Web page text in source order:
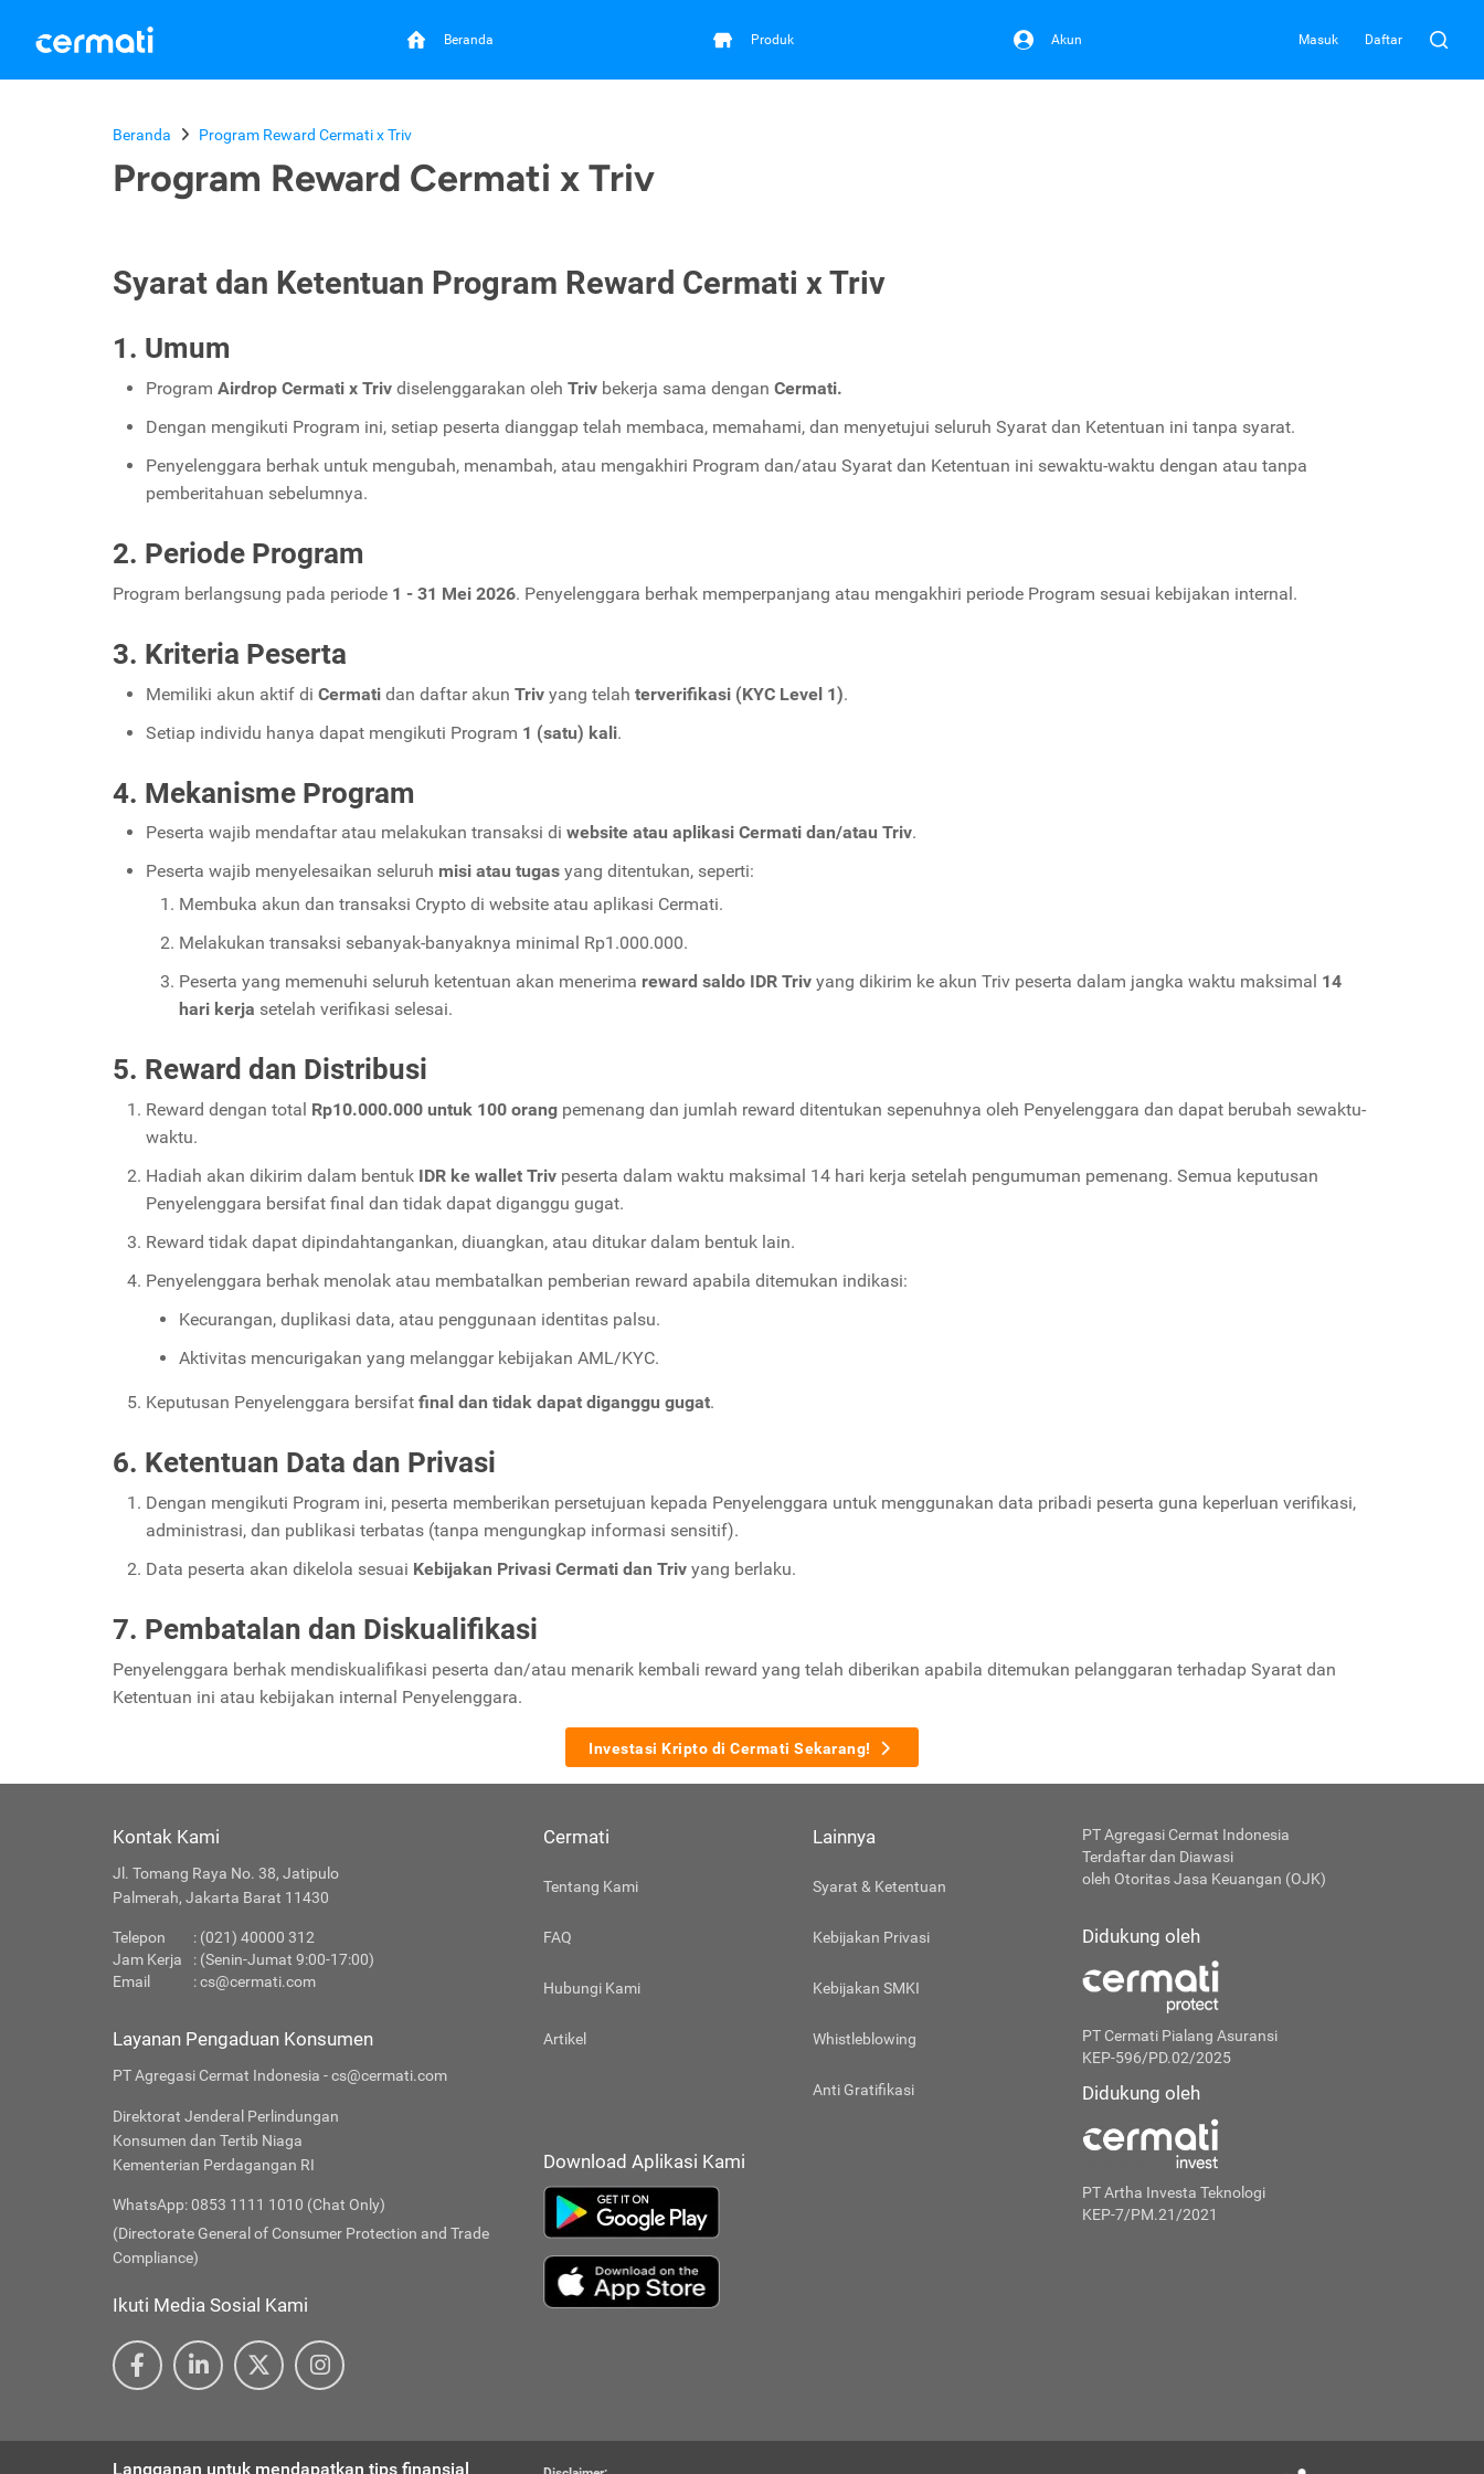
Beranda Produk Akun Masuk Daftar
Beranda Program Reward Cermati x Triv
Program Reward Cermati x Triv
Syarat dan Ketentuan Program Reward Cermati x Triv
1. Umum
Program Airdrop Cermati x Triv diselenggarakan oleh Triv bekerja sama dengan Cermati.
Dengan mengikuti Program ini, setiap peserta dianggap telah membaca, memahami, dan menyetujui seluruh Syarat dan Ketentuan ini tanpa syarat.
Penyelenggara berhak untuk mengubah, menambah, atau mengakhiri Program dan/atau Syarat dan Ketentuan ini sewaktu-waktu dengan atau tanpa
pemberitahuan sebelumnya.
2. Periode Program
Program berlangsung pada periode 1 - 31 Mei 2026. Penyelenggara berhak memperpanjang atau mengakhiri periode Program sesuai kebijakan internal.
3. Kriteria Peserta
Memiliki akun aktif di Cermati dan daftar akun Triv yang telah terverifikasi (KYC Level 1).
Setiap individu hanya dapat mengikuti Program 1 (satu) kali.
4. Mekanisme Program
Peserta wajib mendaftar atau melakukan transaksi di website atau aplikasi Cermati dan/atau Triv.
Peserta wajib menyelesaikan seluruh misi atau tugas yang ditentukan, seperti:
Membuka akun dan transaksi Crypto di website atau aplikasi Cermati.
Melakukan transaksi sebanyak-banyaknya minimal Rp1.000.000.
Peserta yang memenuhi seluruh ketentuan akan menerima reward saldo IDR Triv yang dikirim ke akun Triv peserta dalam jangka waktu maksimal 14
hari kerja setelah verifikasi selesai.
5. Reward dan Distribusi
Reward dengan total Rp10.000.000 untuk 100 orang pemenang dan jumlah reward ditentukan sepenuhnya oleh Penyelenggara dan dapat berubah sewaktu-
waktu.
Hadiah akan dikirim dalam bentuk IDR ke wallet Triv peserta dalam waktu maksimal 14 hari kerja setelah pengumuman pemenang. Semua keputusan
Penyelenggara bersifat final dan tidak dapat diganggu gugat.
Reward tidak dapat dipindahtangankan, diuangkan, atau ditukar dalam bentuk lain.
Penyelenggara berhak menolak atau membatalkan pemberian reward apabila ditemukan indikasi:
Kecurangan, duplikasi data, atau penggunaan identitas palsu.
Aktivitas mencurigakan yang melanggar kebijakan AML/KYC.
Keputusan Penyelenggara bersifat final dan tidak dapat diganggu gugat.
6. Ketentuan Data dan Privasi
Dengan mengikuti Program ini, peserta memberikan persetujuan kepada Penyelenggara untuk menggunakan data pribadi peserta guna keperluan verifikasi,
administrasi, dan publikasi terbatas (tanpa mengungkap informasi sensitif).
Data peserta akan dikelola sesuai Kebijakan Privasi Cermati dan Triv yang berlaku.
7. Pembatalan dan Diskualifikasi
Penyelenggara berhak mendiskualifikasi peserta dan/atau menarik kembali reward yang telah diberikan apabila ditemukan pelanggaran terhadap Syarat dan
Ketentuan ini atau kebijakan internal Penyelenggara.
Investasi Kripto di Cermati Sekarang!
Kontak Kami
Jl. Tomang Raya No. 38, Jatipulo
Palmerah, Jakarta Barat 11430
Telepon
: (021) 40000 312
Jam Kerja
: (Senin-Jumat 9:00-17:00)
Email
:cs@cermati.com
Layanan Pengaduan Konsumen
PT Agregasi Cermat Indonesia - cs@cermati.com
Direktorat Jenderal Perlindungan
Konsumen dan Tertib Niaga
Kementerian Perdagangan RI
WhatsApp: 0853 1111 1010 (Chat Only)
(Directorate General of Consumer Protection and Trade
Compliance)
Ikuti Media Sosial Kami
Cermati
Tentang Kami
FAQ
Hubungi Kami
Artikel
Lainnya
Syarat & Ketentuan
Kebijakan Privasi
Kebijakan SMKI
Whistleblowing
Anti Gratifikasi
Download Aplikasi Kami
PT Agregasi Cermat Indonesia
Terdaftar dan Diawasi
oleh Otoritas Jasa Keuangan (OJK)
Didukung oleh
PT Cermati Pialang Asuransi
KEP-596/PD.02/2025
Didukung oleh
PT Artha Investa Teknologi
KEP-7/PM.21/2021
Langganan untuk mendapatkan tips finansial